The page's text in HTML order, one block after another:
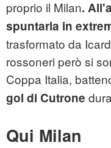
proprio il Milan.
spuntarla in
trasformato da
rossoneri però si
Coppa Italia,
gol di Cutrone
Qui Milan